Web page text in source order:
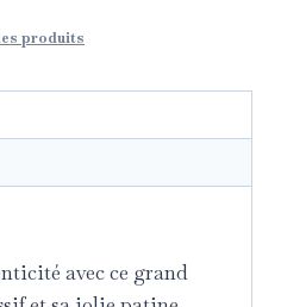
produits
avec ce grand